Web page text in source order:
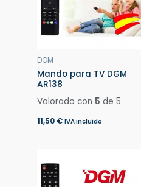
DGM
Mando para TV DGM
AR138
Valorado con 5 de 5
11,50 € IVA incluido